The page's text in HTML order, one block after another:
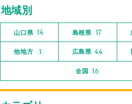
地域別
山口県 14 島根県 17
他地方 1 広島県 44
全国 16